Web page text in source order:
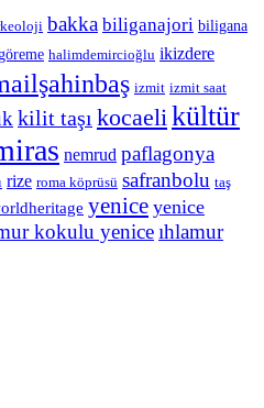
bakka biliganajori biligana
halimdemircioğlu ikizdere
izmit izmit saat
kilit taşı kocaeli kültür
nemrud paflagonya
rize roma köprüsü safranbolu taş
yenice yenice
kokulu yeniceıhlamur